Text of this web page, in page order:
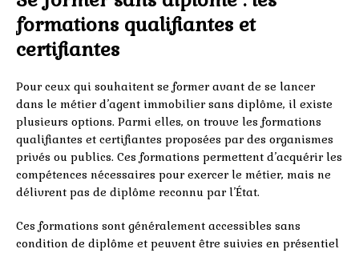
formations qualifiantes et
certifiantes
Pour ceux qui souhaitent se former avant de se lancer
dans le métier d’agent immobilier sans diplôme, il existe
plusieurs options. Parmi elles, on trouve les formations
qualifiantes et certifiantes proposées par des organismes
privés ou publics. Ces formations permettent d’acquérir les
compétences nécessaires pour exercer le métier, mais ne
délivrent pas de diplôme reconnu par l’État.
Ces formations sont généralement accessibles sans
condition de diplôme et peuvent être suivies en présentiel